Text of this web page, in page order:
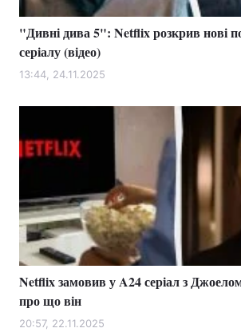
"Дивні дива 5": Netflix розкрив нові
серіалу (відео)
13:44, 24.11.2025
Netflix замовив у A24 серіал з
про що він
20:57, 22.11.2025